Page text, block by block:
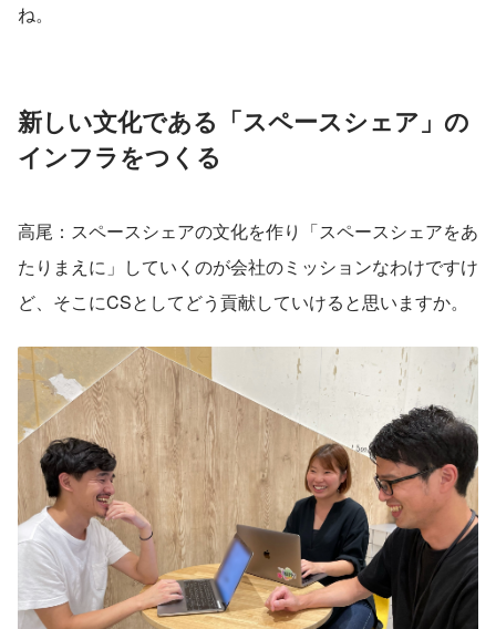
ね。
新しい文化である「スペースシェア」の
インフラをつくる
高尾：スペースシェアの文化を作り「スペースシェアをあ
たりまえに」していくのが会社のミッションなわけですけ
ど、そこにCSとしてどう貢献していけると思いますか。